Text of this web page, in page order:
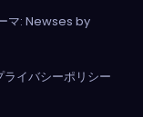
マ: Newses by
ライバシーポリシー